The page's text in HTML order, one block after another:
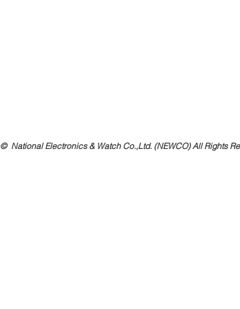
© National Electronics & Watch Co.,Ltd. (NEWCO) All Rights